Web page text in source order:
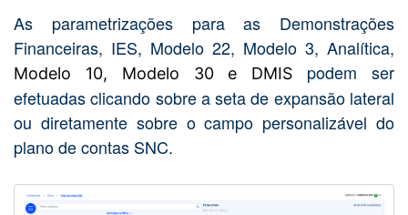
As parametrizações para as Demonstrações
Financeiras, IES, Modelo 22, Modelo 3, Analítica,
Modelo 10, Modelo 30 e DMIS
podem ser
efetuadas clicando sobre a seta de expansão lateral
ou diretamente sobre o campo personalizável do
plano de contas SNC.